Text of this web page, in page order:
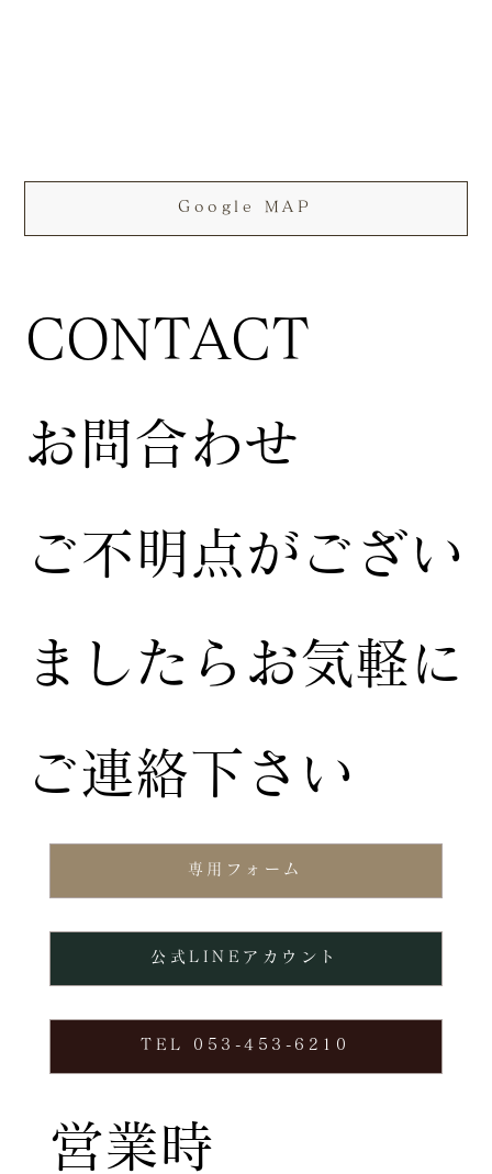
専用フォーム
TEL 053-453-6210
公式LINEアカウント
お問合わせ
ご不明点がござい
ましたらお気軽に
ご連絡下さい
営業時
Google MAP
CONTACT